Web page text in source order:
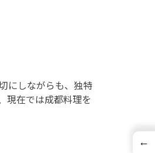
にしながらも、独特
現在では成都料理を
←